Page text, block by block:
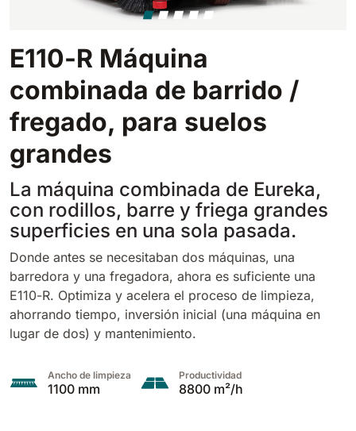
E51
530 mm 2280 m²/h
610 mm 2625 m²/h
710 mm 3195 m²/h
E81
Tigra
Rider 1201
1200 mm 10200 m²/h
Rider Lift
1200 mm 7865 m²/h
Xtrema
1400 mm 12600 m²/h
Magnum
1570 mm 18840 m²/h
Bull 200
E110-R Máquina
combinada de barrido /
fregado, para suelos
grandes
La máquina combinada de Eureka,
con rodillos, barre y friega grandes
superficies en una sola pasada.
Donde antes se necesitaban dos máquinas, una
barredora y una fregadora, ahora es suficiente una
E110-R. Optimiza y acelera el proceso de limpieza,
ahorrando tiempo, inversión inicial (una máquina en
lugar de dos) y mantenimiento.
Ancho de limpieza
1100 mm
Productividad
8800 m²/h